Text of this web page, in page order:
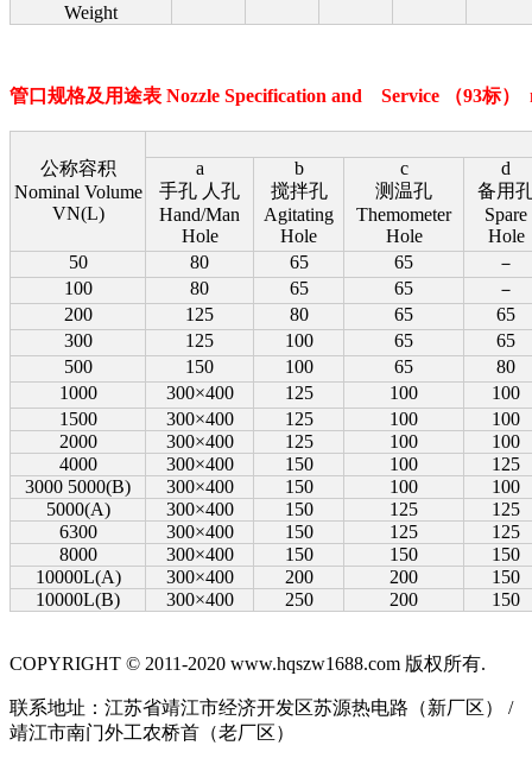
Weight
管口规格及用途表 Nozzle Specification and Service （93标）
公称容积
Nominal Volume
VN(L)
a
手孔 人孔
Hand/Man
Hole
b
搅拌孔
Agitating
Hole
c
测温孔
Themometer
Hole
d
备用
Spare
Hole
50
80 65 65
－
100
80 65 65
－
200
125 80 65
65
300
125 100 65
65
500
150 100 65
80
1000
300×400 125 100
100
1500
300×400 125 100
100
2000
300×400 125 100
100
4000
300×400 150 100
125
3000 5000(B)
300×400 150 100
100
5000(A)
300×400 150 125
125
6300
300×400 150 125
125
8000
300×400 150 150
150
10000L(A)
300×400 200 200
150
10000L(B)
300×400 250 200 150
COPYRIGHT © 2011-2020 www.hqszw1688.com 版权所有.
联系地址：江苏省靖江市经济开发区苏源热电路（新厂区） /
靖江市南门外工农桥首（老厂区）